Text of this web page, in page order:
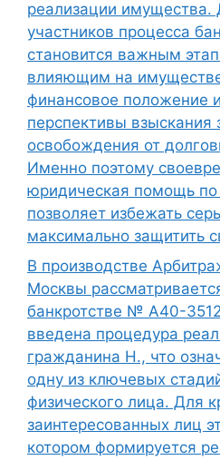
реализации имущества.
участников процесса
становится важным
влияющим на
финансовое положение
перспективы взыскания
освобождения от
Именно поэтому
юридическая помощь по
позволяет избежать
максимально защитить
В производстве
Москвы
банкротстве № А40-
введена процедура
гражданина Н., что
одну из ключевых
физического лица. Для
заинтересованных лиц
котором формируется